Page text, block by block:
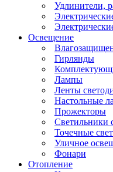
Удлинители,
Освещение
Гирлянды
Лампы
Ленты
Настольные
Прожекторы
Светильники
Точечные
Уличное
Фонари
Отопление